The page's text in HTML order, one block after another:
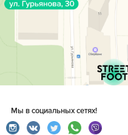
Мы в социальных сетях!